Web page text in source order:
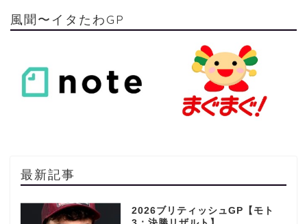
風聞〜イタたわGP
最新記事
2026ブリティッシュGP【モト